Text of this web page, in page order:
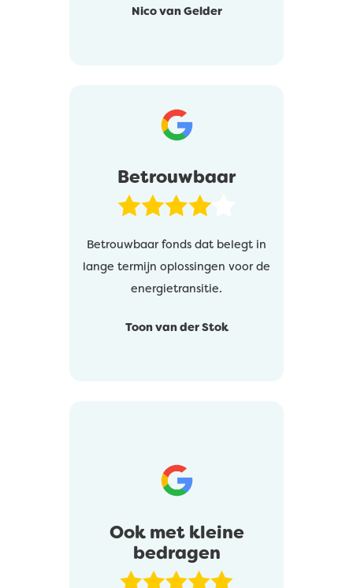
Nico van Gelder
Betrouwbaar
Betrouwbaar fonds dat belegt in
lange termijn oplossingen voor de
energietransitie.
Toon van der Stok
Ook met kleine
bedragen